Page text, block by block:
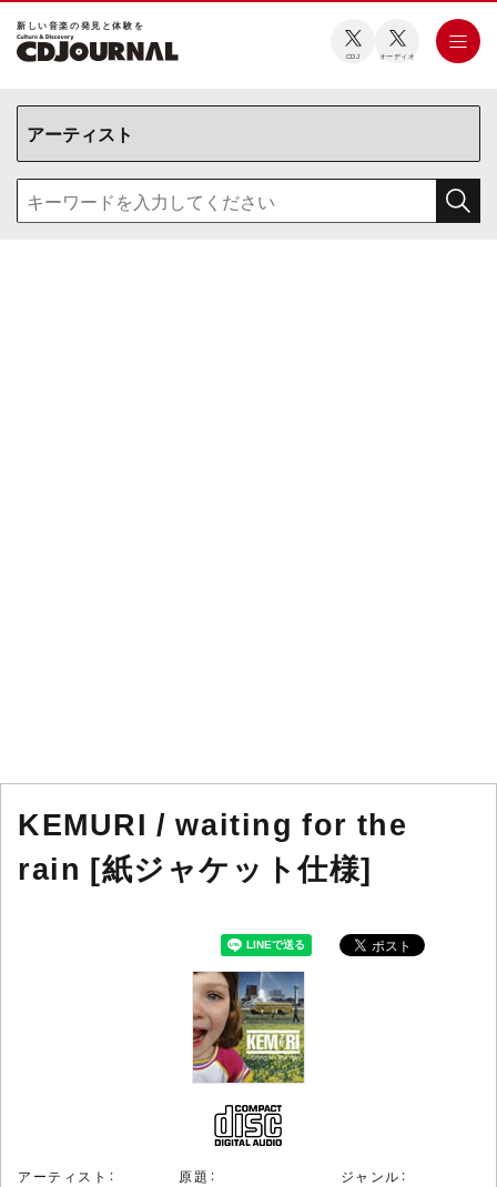
新しい⾳楽の発⾒と体験を
CDJ オーディオ
KEMURI / waiting for the
rain [紙ジャケット仕様]
アーティスト： 原題：
ジャンル：